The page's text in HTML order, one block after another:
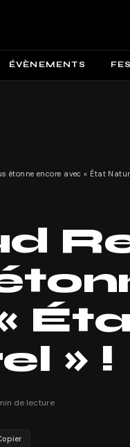
ÉVÈNEMENTS
» !
de lecture